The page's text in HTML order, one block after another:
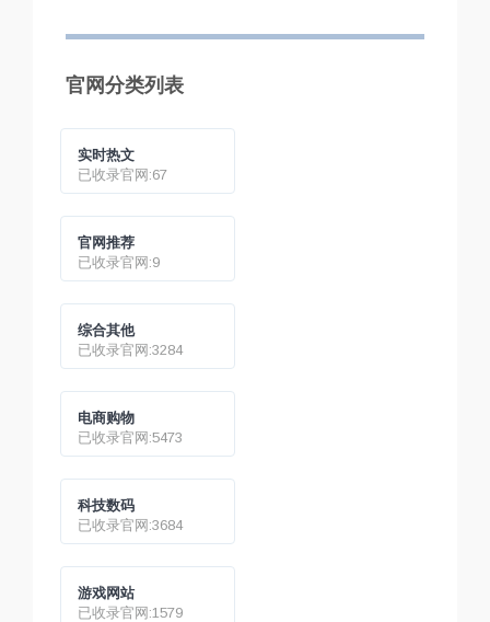
被牢牢封锁。据美媒4日
称与亚速钢铁厂内乌军
官网分类列表
实时热文
已收录官网:67
官网推荐
已收录官网:9
综合其他
已收录官网:3284
电商购物
已收录官网:5473
科技数码
已收录官网:3684
游戏网站
已收录官网:1579